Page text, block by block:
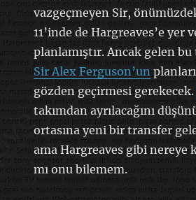
vazgeçmeyen Sir,
11’inde de Hargreaves’e yer
planlamıştır. Ancak gelen bu
Sir Alex Ferguson’un
gözden geçirmesi gerekecek.
takımdan ayrılacağını
ortasına yeni bir transfer
ama Hargreaves gibi nereye
mı onu bilemem.